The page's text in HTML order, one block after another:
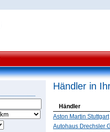
Händler in
Händler
Aston Martin Stuttgart
Autohaus Drechsler